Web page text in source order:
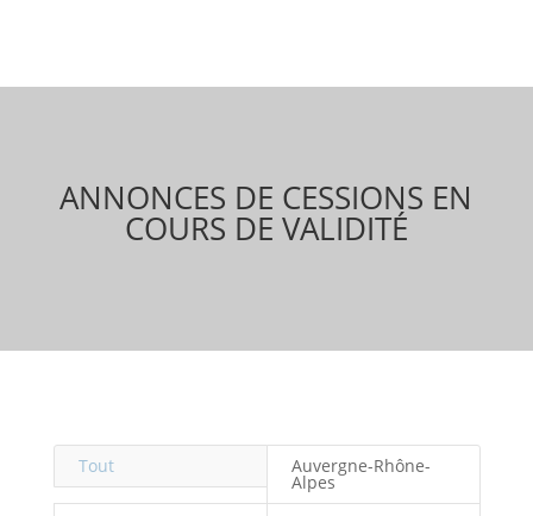
ANNONCES DE CESSIONS EN
COURS DE VALIDITÉ
Tout Auvergne-Rhône-
Alpes